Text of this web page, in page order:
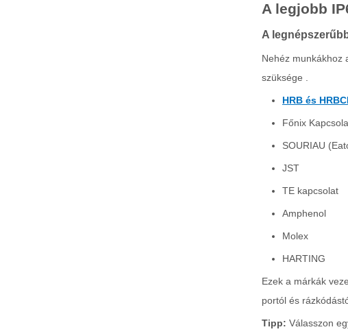
A legjobb
A
Nehéz munkákhoz
szüksége .
HRB és
Főnix
SOURIAU
JST
TE kapcsolat
Amphenol
Molex
HARTING
Ezek a márkák
portól és
Tipp: Válasszon